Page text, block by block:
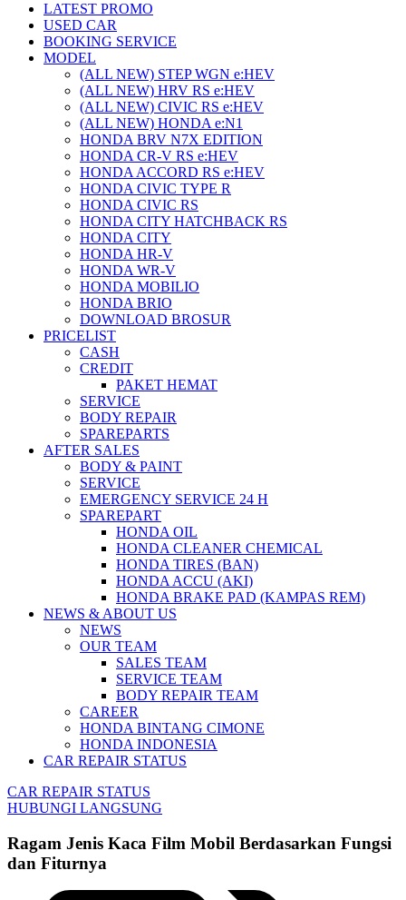
LATEST PROMO
USED CAR
BOOKING SERVICE
MODEL
(ALL NEW) STEP WGN e:HEV
(ALL NEW) HRV RS e:HEV
(ALL NEW) CIVIC RS e:HEV
(ALL NEW) HONDA e:N1
HONDA BRV N7X EDITION
HONDA CR-V RS e:HEV
HONDA ACCORD RS e:HEV
HONDA CIVIC TYPE R
HONDA CIVIC RS
HONDA CITY HATCHBACK RS
HONDA CITY
HONDA HR-V
HONDA WR-V
HONDA MOBILIO
HONDA BRIO
DOWNLOAD BROSUR
PRICELIST
CASH
CREDIT
PAKET HEMAT
SERVICE
BODY REPAIR
SPAREPARTS
AFTER SALES
BODY & PAINT
SERVICE
EMERGENCY SERVICE 24 H
SPAREPART
HONDA OIL
HONDA CLEANER CHEMICAL
HONDA TIRES (BAN)
HONDA ACCU (AKI)
HONDA BRAKE PAD (KAMPAS REM)
NEWS & ABOUT US
NEWS
OUR TEAM
SALES TEAM
SERVICE TEAM
BODY REPAIR TEAM
CAREER
HONDA BINTANG CIMONE
HONDA INDONESIA
CAR REPAIR STATUS
CAR REPAIR STATUS
HUBUNGI LANGSUNG
Ragam Jenis Kaca Film Mobil Berdasarkan Fungsi
dan Fiturnya